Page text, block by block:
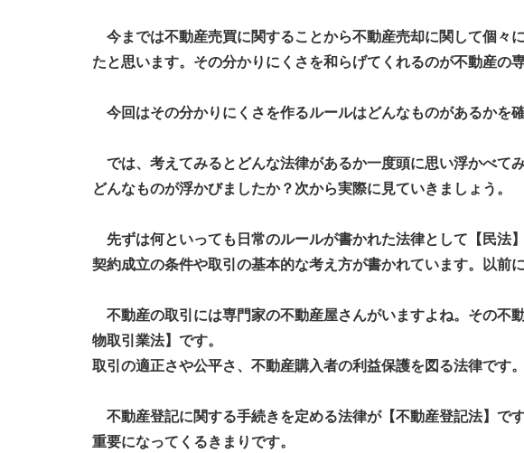
今までは不動産売買に関することから不動産売却に関して個々
たと思います。その分かりにくさを和らげてくれるのが不動産の
今回はその分かりにくさを作るルールはどんなものがあるかを
では、考えてみるとどんな法律があるか一度頭に思い浮かべて
どんなものが浮かびましたか？次から実際に見ていきましょう。
先ずは何といっても日常のルールが書かれた法律として【民法】
契約成立の条件や取引の基本的な考え方が書かれています。以前
不動産の取引には専門家の不動産屋さんがいますよね。その不
物取引業法】です。
取引の適正さや公平さ、不動産購入者の利益保護を図る法律です。
不動産登記に関する手続きを定める法律が【不動産登記法】で
重要になってくるきまりです。